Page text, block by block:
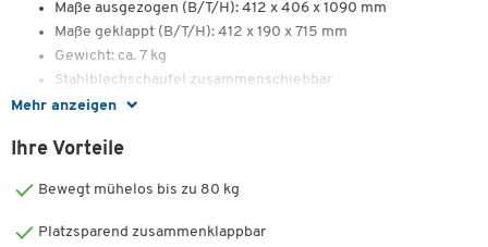
Mehr anzeigen
Maße ausgezogen (B/T/H): 412 x 406 x 1090 mm
Maße geklappt (B/T/H): 412 x 190 x 715 mm
Gewicht: ca. 7 kg
Stahlblechschaufel zusammenschiebbar
Ihre Vorteile
Bewegt mühelos bis zu 80 kg
Platzsparend zusammenklappbar